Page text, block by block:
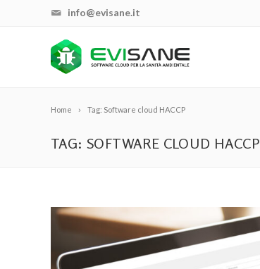
info@evisane.it
Home Tag: Software cloud HACCP
TAG: SOFTWARE CLOUD HACCP